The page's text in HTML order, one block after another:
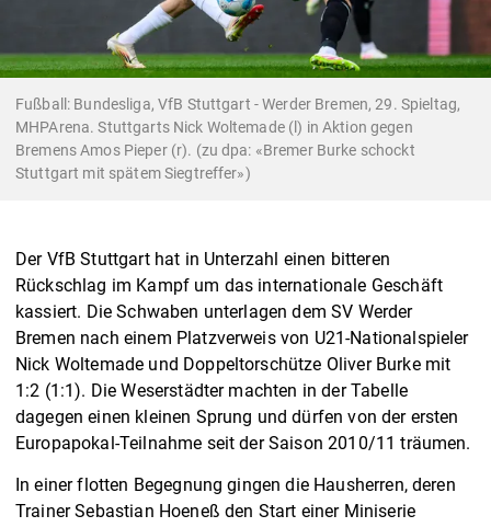
Fußball: Bundesliga, VfB Stuttgart - Werder Bremen, 29. Spieltag,
MHPArena. Stuttgarts Nick Woltemade (l) in Aktion gegen
Bremens Amos Pieper (r). (zu dpa: «Bremer Burke schockt
Stuttgart mit spätem Siegtreffer»)
Der VfB Stuttgart hat in Unterzahl einen bitteren
Rückschlag im Kampf um das internationale Geschäft
kassiert. Die Schwaben unterlagen dem SV Werder
Bremen nach einem Platzverweis von U21-Nationalspieler
Nick Woltemade und Doppeltorschütze Oliver Burke mit
1:2 (1:1). Die Weserstädter machten in der Tabelle
dagegen einen kleinen Sprung und dürfen von der ersten
Europapokal-Teilnahme seit der Saison 2010/11 träumen.
In einer flotten Begegnung gingen die Hausherren, deren
Trainer Sebastian Hoeneß den Start einer Miniserie